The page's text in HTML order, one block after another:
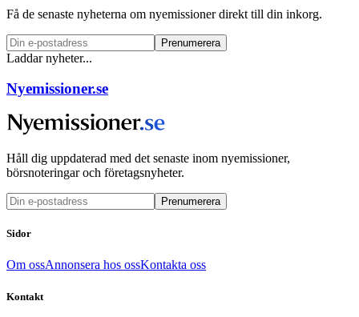
Få de senaste nyheterna om nyemissioner direkt till din inkorg.
Prenumerera
Laddar nyheter...
Nyemissioner.se
Håll dig uppdaterad med det senaste inom nyemissioner,
börsnoteringar och företagsnyheter.
Prenumerera
Sidor
Om ossAnnonsera hos ossKontakta oss
Kontakt